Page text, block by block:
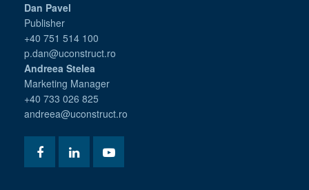
Dan Pavel
Publisher
+40 751 514 100
p.dan@uconstruct.ro
Andreea Stelea
Marketing Manager
+40 733 026 825
andreea@uconstruct.ro